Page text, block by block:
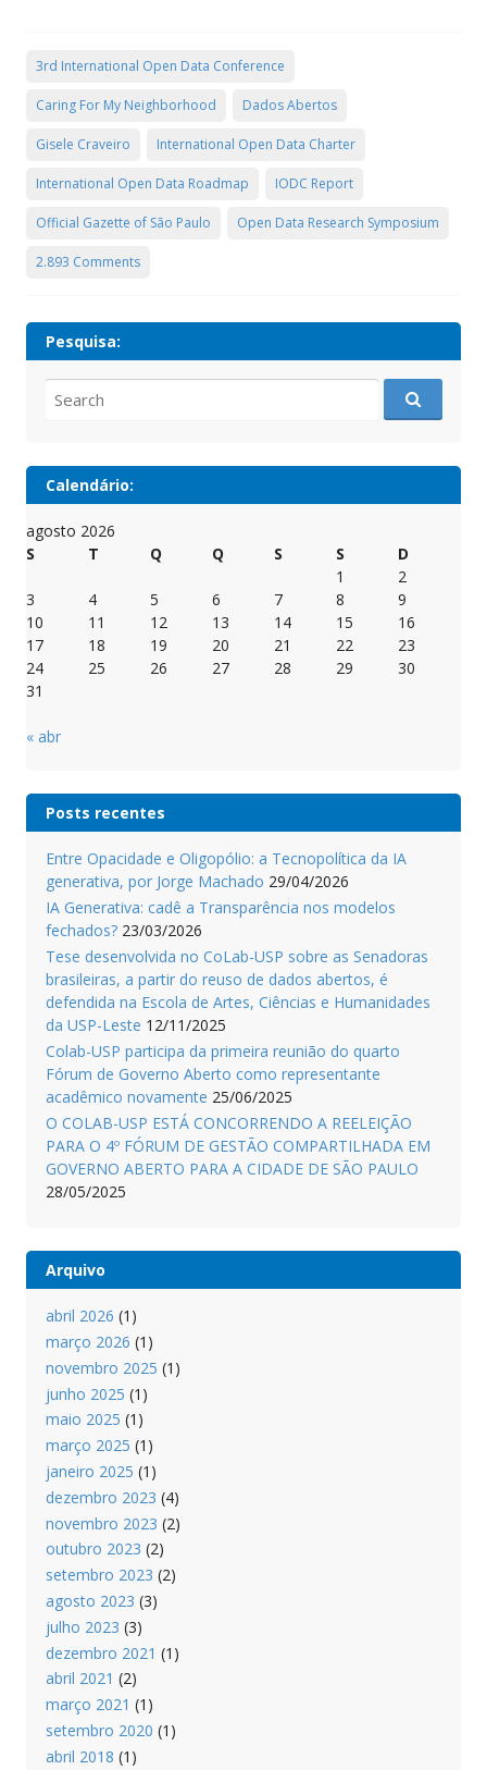
3rd International Open Data Conference
Caring For My Neighborhood Dados Abertos
Gisele Craveiro International Open Data Charter
International Open Data Roadmap IODC Report
Official Gazette of São Paulo Open Data Research Symposium
2.893 Comments
Pesquisa:
for:
Calendário:
agosto 2026
S
T Q Q S S
D
1
2
3
4 5 6 7 8
9
10
11 12 13 14 15
16
17
18 19 20 21 22
23
24
25 26 27 28 29
30
31
« abr
Posts recentes
Entre Opacidade e Oligopólio: a Tecnopolítica da IA
generativa, por Jorge Machado 29/04/2026
IA Generativa: cadê a Transparência nos modelos
fechados? 23/03/2026
Tese desenvolvida no CoLab-USP sobre as Senadoras
brasileiras, a partir do reuso de dados abertos, é
defendida na Escola de Artes, Ciências e Humanidades
da USP-Leste 12/11/2025
Colab-USP participa da primeira reunião do quarto
Fórum de Governo Aberto como representante
acadêmico novamente 25/06/2025
O COLAB-USP ESTÁ CONCORRENDO A REELEIÇÃO
PARA O 4º FÓRUM DE GESTÃO COMPARTILHADA EM
GOVERNO ABERTO PARA A CIDADE DE SÃO PAULO
28/05/2025
Arquivo
abril 2026 (1)
março 2026 (1)
novembro 2025 (1)
junho 2025 (1)
maio 2025 (1)
março 2025 (1)
janeiro 2025 (1)
dezembro 2023 (4)
novembro 2023 (2)
outubro 2023 (2)
setembro 2023 (2)
agosto 2023 (3)
julho 2023 (3)
dezembro 2021 (1)
abril 2021 (2)
março 2021 (1)
setembro 2020 (1)
abril 2018 (1)